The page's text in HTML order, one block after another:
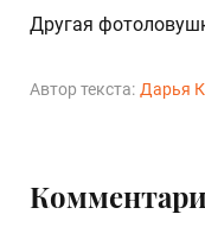
Другая
Автор текста: Дарья